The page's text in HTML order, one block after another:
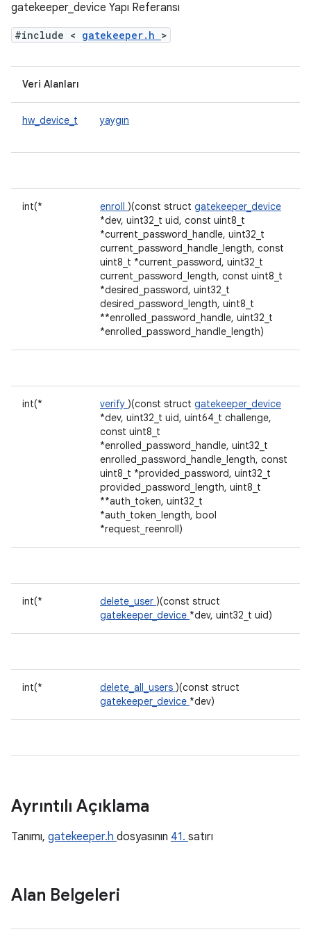
gatekeeper_device Yapı Referansı
#include < gatekeeper.h >
Veri Alanları
hw_device_t yaygın
int(* enroll )(const struct gatekeeper_device
*dev, uint32_t uid, const uint8_t
*current_password_handle, uint32_t
current_password_handle_length, const
uint8_t *current_password, uint32_t
current_password_length, const uint8_t
*desired_password, uint32_t
desired_password_length, uint8_t
**enrolled_password_handle, uint32_t
*enrolled_password_handle_length)
int(* verify )(const struct gatekeeper_device
*dev, uint32_t uid, uint64_t challenge,
const uint8_t
*enrolled_password_handle, uint32_t
enrolled_password_handle_length, const
uint8_t *provided_password, uint32_t
provided_password_length, uint8_t
**auth_token, uint32_t
*auth_token_length, bool
*request_reenroll)
int(* delete_user )(const struct
gatekeeper_device *dev, uint32_t uid)
int(* delete_all_users )(const struct
gatekeeper_device *dev)
Ayrıntılı Açıklama
Tanımı, gatekeeper.h dosyasının 41. satırı
Alan Belgeleri